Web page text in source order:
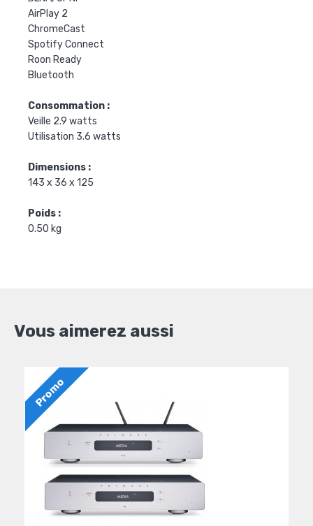
AirPlay 2
ChromeCast
Spotify Connect
Roon Ready
Bluetooth
Consommation :
Veille 2.9 watts
Utilisation 3.6 watts
Dimensions :
143 x 36 x 125
Poids :
0.50 kg
Vous aimerez aussi
Promo